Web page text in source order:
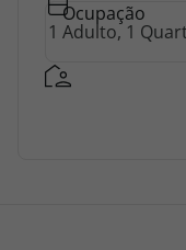
Ocupação